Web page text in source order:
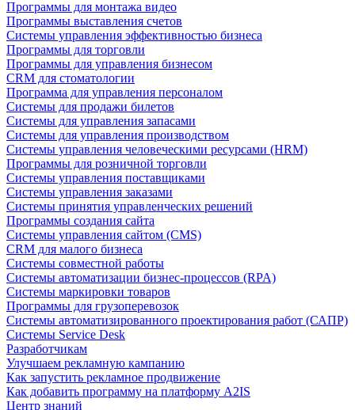
Программы для монтажа видео
Программы выставления счетов
Системы управления эффективностью бизнеса
Программы для торговли
Программы для управления бизнесом
CRM для стоматологии
Программа для управления персоналом
Системы для продажи билетов
Системы для управления запасами
Системы для управления производством
Системы управления человеческими ресурсами (HRM)
Программы для розничной торговли
Системы управления поставщиками
Системы управления заказами
Системы принятия управленческих решений
Программы создания сайта
Системы управления сайтом (CMS)
CRM для малого бизнеса
Системы совместной работы
Системы автоматизации бизнес-процессов (RPA)
Системы маркировки товаров
Программы для грузоперевозок
Системы автоматизированного проектирования работ (САПР)
Системы Service Desk
Разработчикам
Улучшаем рекламную кампанию
Как запустить рекламное продвижение
Как добавить программу на платформу A2IS
Центр знаний